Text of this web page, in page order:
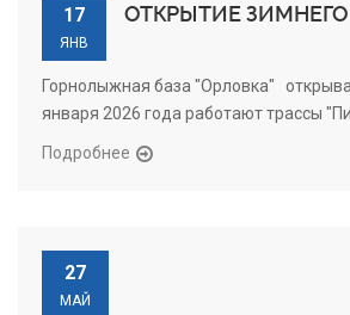
17
ЯНВ
ОТКРЫТИЕ
Горнолыжная база "Орловка"
января 2026 года работают трассы
Подробнее
27
МАЙ